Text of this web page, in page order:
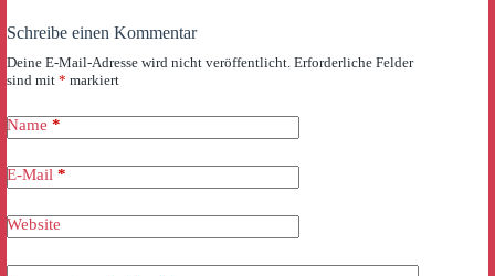
Schreibe einen Kommentar
Deine E-Mail-Adresse wird nicht veröffentlicht. Erforderliche Felder
sind mit * markiert
Name *
E-Mail *
Website